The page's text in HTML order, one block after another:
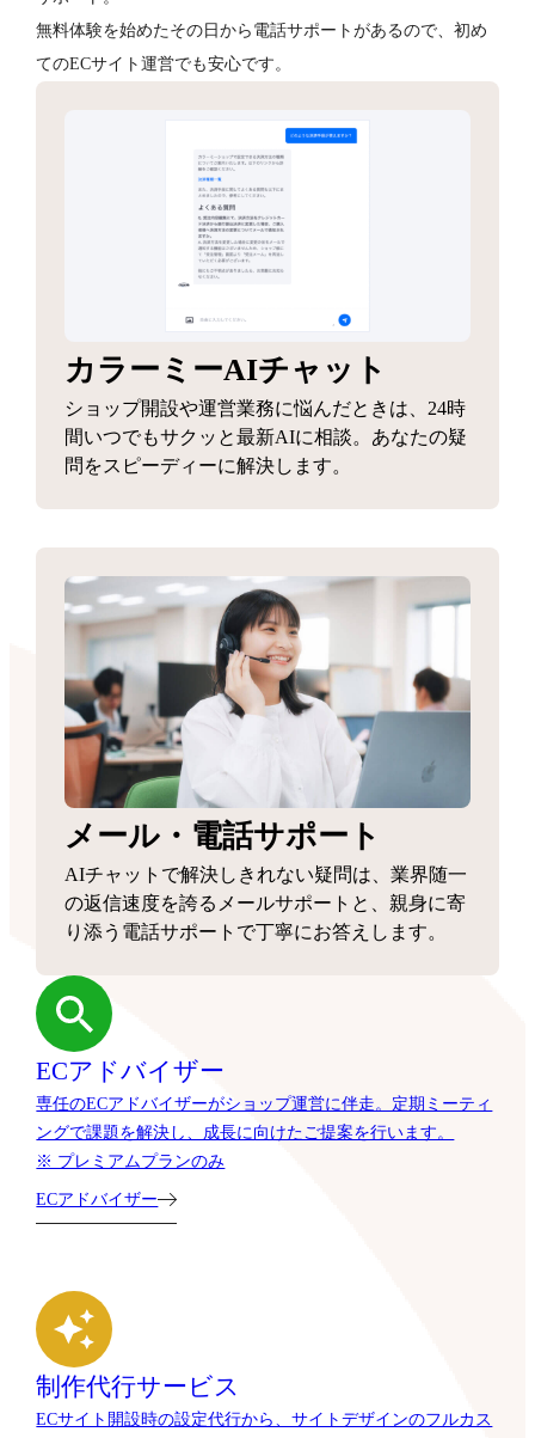
無料体験を始めたその日から電話サポートがあるので、初め
てのECサイト運営でも安心です。
カラーミーAIチャット
ショップ開設や運営業務に悩んだときは、24時
間いつでもサクッと最新AIに相談。あなたの疑
問をスピーディーに解決します。
メール・電話サポート
AIチャットで解決しきれない疑問は、業界随一
の返信速度を誇るメールサポートと、親身に寄
り添う電話サポートで丁寧にお答えします。
ECアドバイザー
専任のECアドバイザーがショップ運営に伴走。定期ミーティ
ングで課題を解決し、成長に向けたご提案を行います。
※ プレミアムプランのみ
ECアドバイザー
制作代行サービス
ECサイト開設時の設定代行から、サイトデザインのフルカス